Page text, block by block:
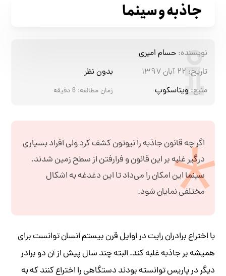
جاذبه و سینما
نویسنده: حسام امیری
تاریخ: ۲۲ آبان ۱۳۹۷
بدون نظر
منبع: ویتاسکوپ زمان مطالعه: 6دقیقه
اگر چه قانون جاذبه را نیوتون کشف کرد ولی افراد بسیاری
درگیر غلبه بر این قانون و فرارفتن از سطح زمین شدند.
سینما این امکان را می‌داد تا این دغدغه به اشکال
مختلفی نمایان شود.
با اختراع برادران رایت در اوایل قرن بیستم انسان توانست برای
همیشه بر جاذبه غلبه کند. البته چند سال پیش از آن دو برادر
دیگر در پاریس توانسته بودند دستگاهی را اختراع کنند که به